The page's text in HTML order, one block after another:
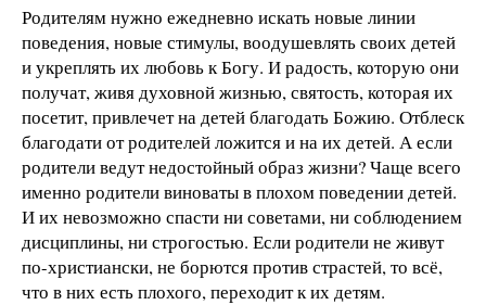
Родителям нужно ежедневно искать новые линии
поведения, новые стимулы, воодушевлять своих детей
и укреплять их любовь к Богу. И радость, которую они
получат, живя духовной жизнью, святость, которая их
посетит, привлечет на детей благодать Божию. Отблеск
благодати от родителей ложится и на их детей. А если
родители ведут недостойный образ жизни? Чаще всего
именно родители виноваты в плохом поведении детей.
И их невозможно спасти ни советами, ни соблюдением
дисциплины, ни строгостью. Если родители не живут
по-христиански, не борются против страстей, то всё,
что в них есть плохого, переходит к их детям.